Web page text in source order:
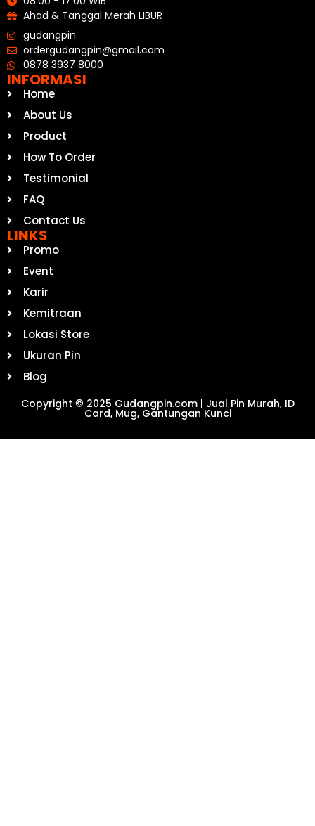
Ahad & Tanggal Merah LIBUR
gudangpin
ordergudangpin@gmail.com
0878 3937 8000
INFORMASI
Home
About Us
Product
How To Order
Testimonial
FAQ
Contact Us
LINKS
Promo
Event
Karir
Kemitraan
Lokasi Store
Ukuran Pin
Blog
Copyright © 2025 Gudangpin.com | Jual Pin Murah, ID
Card, Mug, Gantungan Kunci